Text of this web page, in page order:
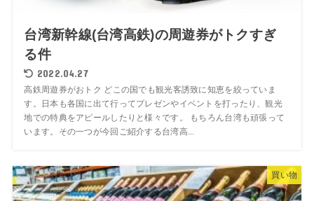
台湾新幹線(台湾高鉄)の周遊券がトクすぎ
る件
2022.04.27
高鉄周遊券がおトク どこの国でも観光客誘致に知恵を絞っていま
す。日本も各国に出て行ってプレゼンやイベントを打ったり、観光
地での特典をアピールしたりと様々です。 もちろん台湾も頑張って
います。その一つが今回ご紹介する台湾高...
買い物